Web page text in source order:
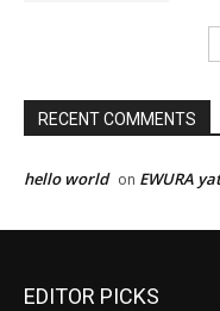
RECENT COMMENTS
hello world on EWURA
EDITOR PICKS